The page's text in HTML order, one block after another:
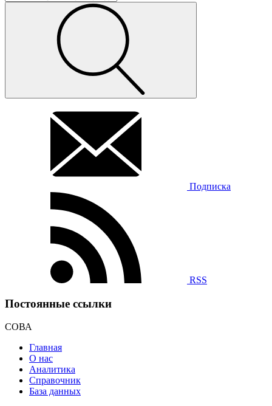
Подписка
RSS
Постоянные ссылки
СОВА
Главная
О нас
Аналитика
Справочник
База данных